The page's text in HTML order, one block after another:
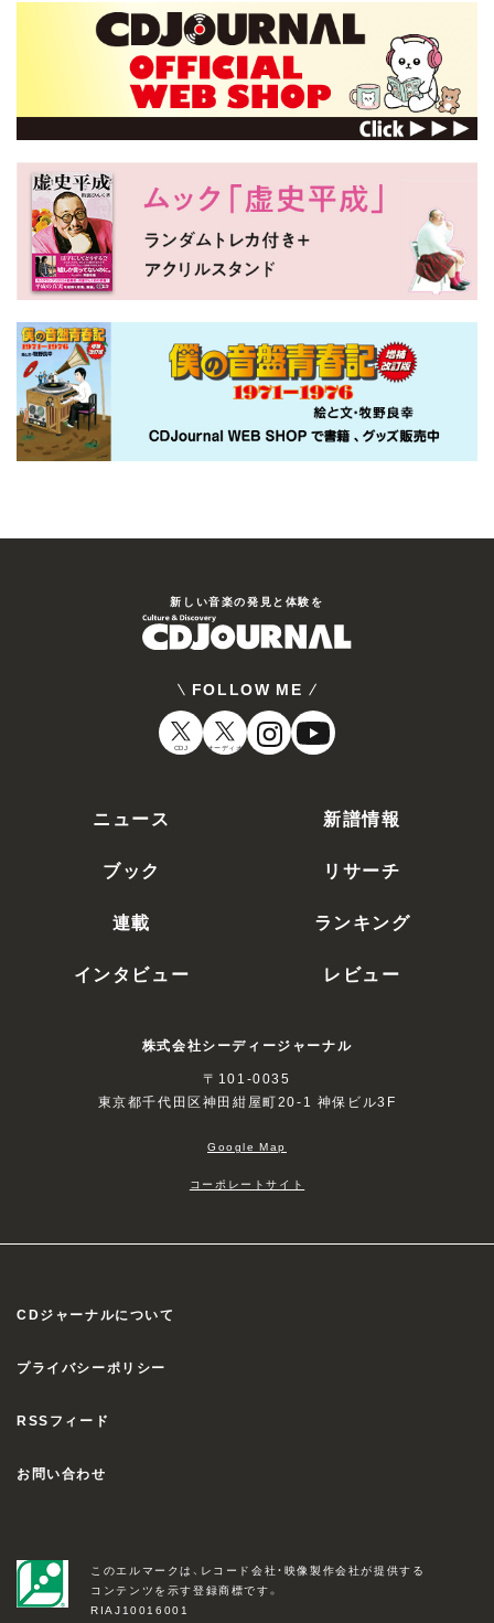
新しい⾳楽の発⾒と体験を
FOLLOW ME
CDJ オーディオ
ニュース
新譜情報
ブック
リサーチ
連載
ランキング
インタビュー
レビュー
株式会社シーディージャーナル
〒101-0035
東京都千代田区神田紺屋町20-1 神保ビル3F
Google Map
コーポレートサイト
CDジャーナルについて
プライバシーポリシー
RSSフィード
お問い合わせ
このエルマークは、レコード会社・映像製作会社が提供する
コンテンツを示す登録商標です。
RIAJ10016001